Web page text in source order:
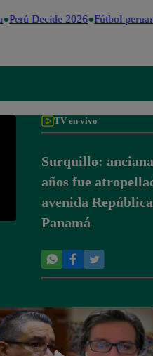
Perú Decide 2026 Fútbol
TV en vivo
Surquillo:
años fue
avenida
Panamá